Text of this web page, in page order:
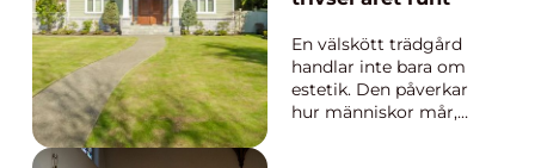
och snygg
murlösning. De...
En välskött trädgård
handlar inte bara om
estetik. Den påverkar
hur människor mår,